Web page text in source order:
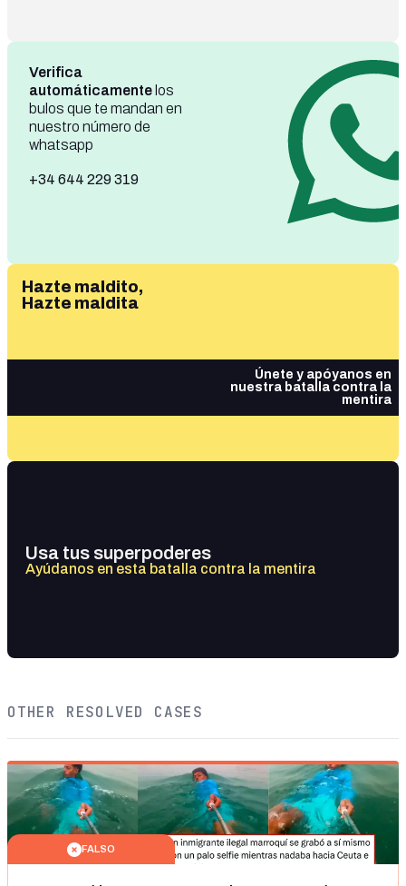
Verifica
automáticamente los
bulos que te mandan en
nuestro número de
whatsapp
+34 644 229 319
Hazte maldito,
Hazte maldita
Únete y apóyanos en
nuestra batalla contra la
mentira
Usa tus superpoderes
Ayúdanos en esta batalla contra la mentira
OTHER RESOLVED CASES
FALSO